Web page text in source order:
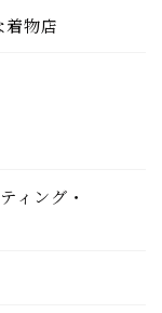
物店
ィング・